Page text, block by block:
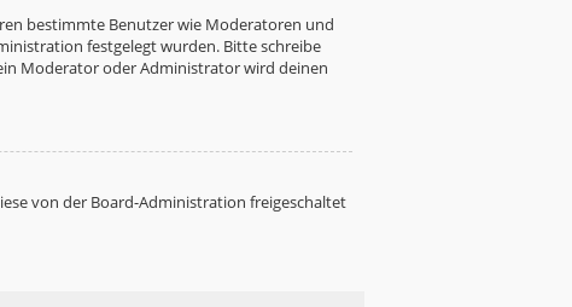
bestimmte Benutzer wie Moderatoren und
festgelegt wurden. Bitte schreibe
Moderator oder Administrator wird deinen
von der Board-Administration freigeschaltet